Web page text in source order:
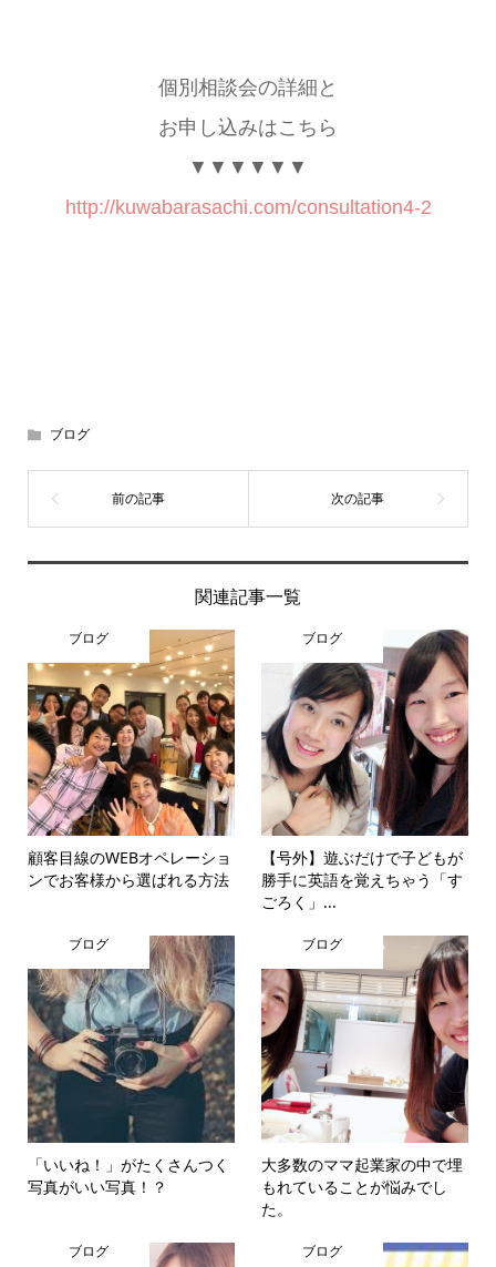
個別相談会の詳細と
お申し込みはこちら
▼▼▼▼▼▼
http://kuwabarasachi.com/consultation4-2
ブログ
関連記事一覧
ブログ
顧客目線のWEBオペレーショ
ンでお客様から選ばれる方法
ブログ
【号外】遊ぶだけで子どもが
勝手に英語を覚えちゃう「す
ごろく」...
ブログ
「いいね！」がたくさんつく
写真がいい写真！？
ブログ
大多数のママ起業家の中で埋
もれていることが悩みでし
た。
ブログ ブログ